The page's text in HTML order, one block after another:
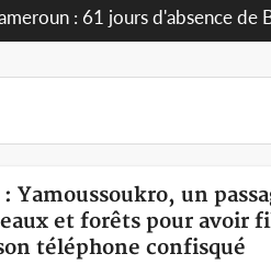
d'Ivoire : Fin de la pagaille
Yamoussoukro, un
et forêts pour avoir
téléphone confisqué